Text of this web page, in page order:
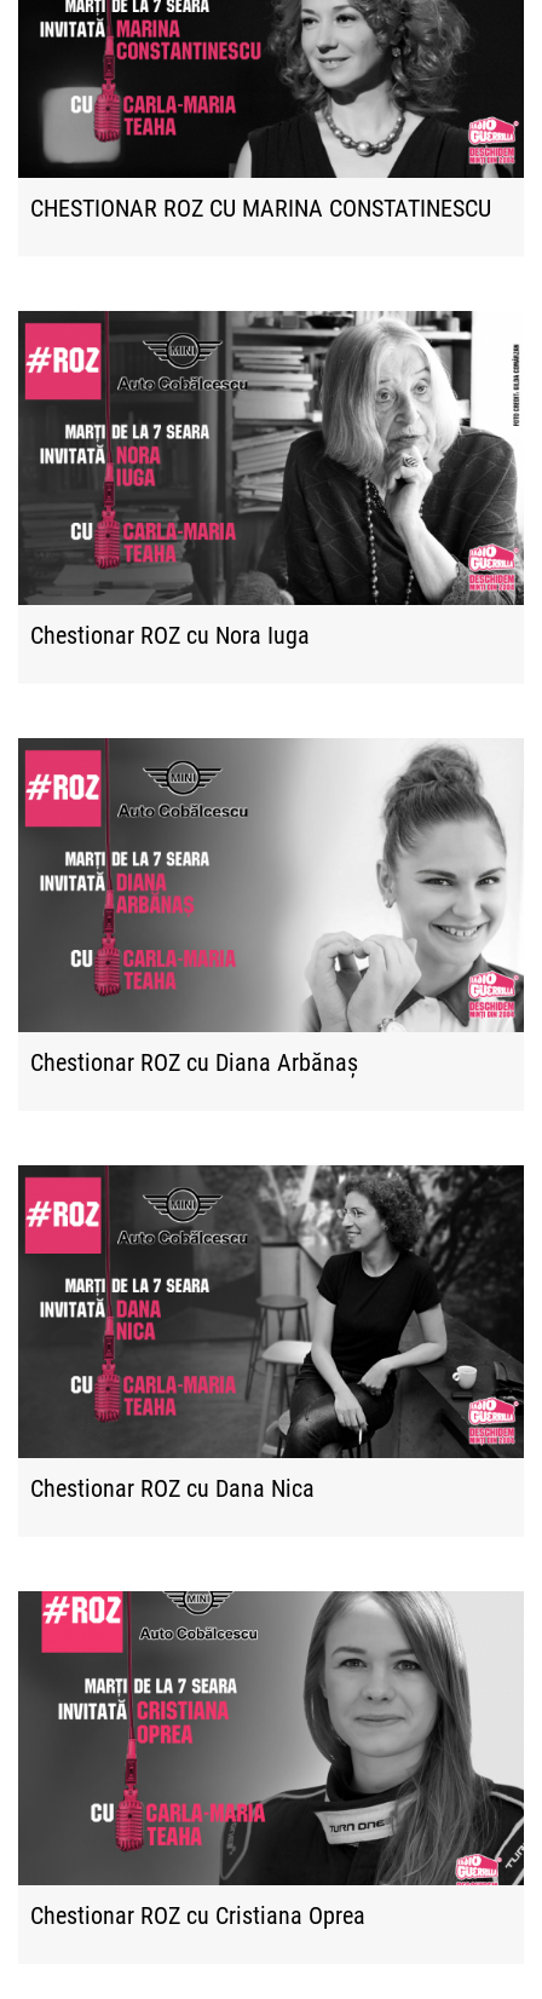
CHESTIONAR ROZ CU MARINA CONSTATINESCU
Chestionar ROZ cu Nora Iuga
Chestionar ROZ cu Diana Arbănaș
Chestionar ROZ cu Dana Nica
Chestionar ROZ cu Cristiana Oprea